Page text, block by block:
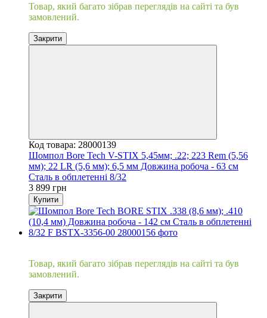
Товар, який багато зібрав переглядів на сайті та був
замовлений.
Закрити
Код товара: 28000139
Шомпол Bore Tech V-STIX 5,45мм; .22; 223 Rem (5,56
мм); 22 LR (5,6 мм); 6,5 мм Довжина робоча - 63 см
Сталь в обплетенні 8/32
3 899 грн
Купити
Товар, який багато зібрав переглядів на сайті та був
замовлений.
Закрити